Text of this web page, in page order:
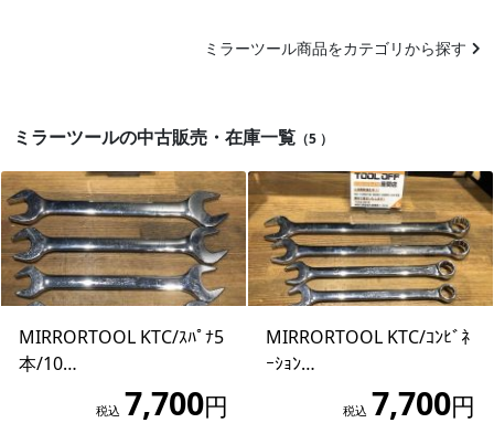
ミラーツール商品をカテゴリから探す
ミラーツールの中古販売・在庫一覧 （5 ）
MIRRORTOOL KTC/ｽﾊﾟﾅ5
本/10…
税込 7,700円
MIRRORTOOL KTC/ｺﾝﾋﾞﾈ
ｰｼｮﾝ…
税込 7,700円